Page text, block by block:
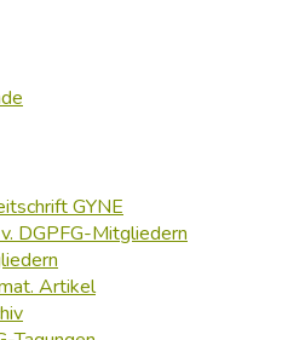
GYNE
DGPFG-Mitgliedern
Artikel